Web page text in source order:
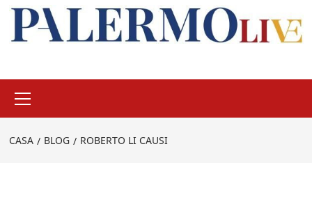
principale
CASA BLOG ROBERTO LI CAUSI